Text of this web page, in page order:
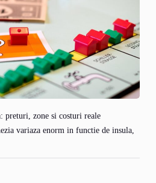
preturi, zone si costuri reale
variaza enorm in functie de insula,